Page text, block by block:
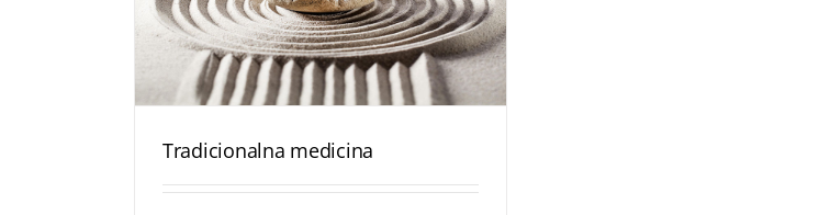
Tradicionalna medicina